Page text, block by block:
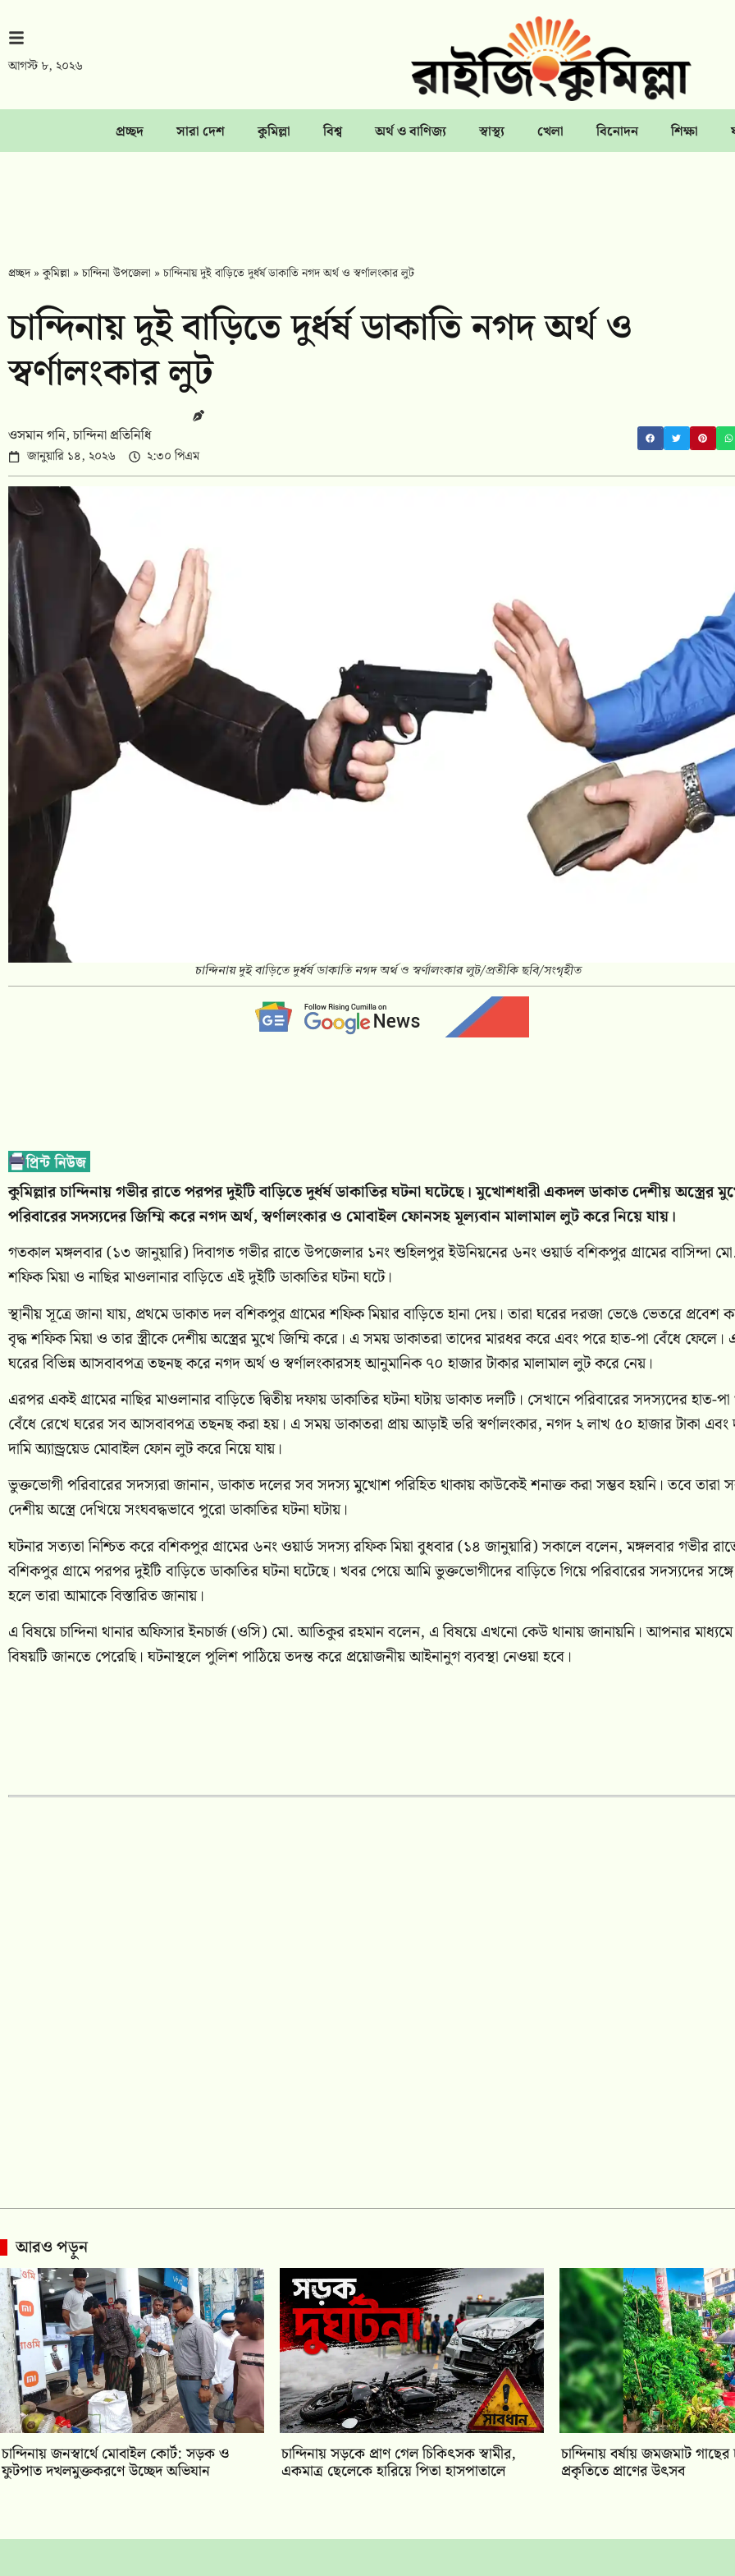
আগস্ট ৮, ২০২৬
প্রচ্ছদ সারা দেশ কুমিল্লা বিশ্ব অর্থ ও বাণিজ্য স্বাস্থ্য খেলা বিনোদন শিক্ষা
প্রচ্ছদ»কুমিল্লা »চান্দিনা উপজেলা »চান্দিনায় দুই বাড়িতে দুর্ধর্ষ ডাকাতি নগদ অর্থ ও স্বর্ণালংকার লুট
চান্দিনায় দুই বাড়িতে দুর্ধর্ষ ডাকাতি নগদ অর্থ ও
স্বর্ণালংকার লুট
ওসমান গনি, চান্দিনা প্রতিনিধি
জানুয়ারি ১৪, ২০২৬ ২:৩০ পিএম
চান্দিনায় দুই বাড়িতে দুর্ধর্ষ ডাকাতি নগদ অর্থ ও স্বর্ণালংকার লুট/প্রতীকি ছবি/সংগৃহীত
কুমিল্লার চান্দিনায় গভীর রাতে পরপর দুইটি বাড়িতে দুর্ধর্ষ ডাকাতির ঘটনা ঘটেছে। মুখোশধারী একদল ডাকাত দেশীয় অস্ত্রের
পরিবারের সদস্যদের জিম্মি করে নগদ অর্থ, স্বর্ণালংকার ও মোবাইল ফোনসহ মূল্যবান মালামাল লুট করে নিয়ে যায়।
গতকাল মঙ্গলবার (১৩ জানুয়ারি) দিবাগত গভীর রাতে উপজেলার ১নং শুহিলপুর ইউনিয়নের ৬নং ওয়ার্ড বশিকপুর গ্রামের বাসিন্দা
শফিক মিয়া ও নাছির মাওলানার বাড়িতে এই দুইটি ডাকাতির ঘটনা ঘটে।
স্থানীয় সূত্রে জানা যায়, প্রথমে ডাকাত দল বশিকপুর গ্রামের শফিক মিয়ার বাড়িতে হানা দেয়। তারা ঘরের দরজা ভেঙে ভেতরে প্রবেশ
বৃদ্ধ শফিক মিয়া ও তার স্ত্রীকে দেশীয় অস্ত্রের মুখে জিম্মি করে। এ সময় ডাকাতরা তাদের মারধর করে এবং পরে হাত-পা বেঁধে
ঘরের বিভিন্ন আসবাবপত্র তছনছ করে নগদ অর্থ ও স্বর্ণালংকারসহ আনুমানিক ৭০ হাজার টাকার মালামাল লুট করে নেয়।
এরপর একই গ্রামের নাছির মাওলানার বাড়িতে দ্বিতীয় দফায় ডাকাতির ঘটনা ঘটায় ডাকাত দলটি। সেখানে পরিবারের সদস্যদের হাত-
বেঁধে রেখে ঘরের সব আসবাবপত্র তছনছ করা হয়। এ সময় ডাকাতরা প্রায় আড়াই ভরি স্বর্ণালংকার, নগদ ২ লাখ ৫০ হাজার টাকা এবং
দামি অ্যান্ড্রয়েড মোবাইল ফোন লুট করে নিয়ে যায়।
ভুক্তভোগী পরিবারের সদস্যরা জানান, ডাকাত দলের সব সদস্য মুখোশ পরিহিত থাকায় কাউকেই শনাক্ত করা সম্ভব হয়নি। তবে তারা
দেশীয় অস্ত্রে দেখিয়ে সংঘবদ্ধভাবে পুরো ডাকাতির ঘটনা ঘটায়।
ঘটনার সত্যতা নিশ্চিত করে বশিকপুর গ্রামের ৬নং ওয়ার্ড সদস্য রফিক মিয়া বুধবার (১৪ জানুয়ারি) সকালে বলেন, মঙ্গলবার গভীর
বশিকপুর গ্রামে পরপর দুইটি বাড়িতে ডাকাতির ঘটনা ঘটেছে। খবর পেয়ে আমি ভুক্তভোগীদের বাড়িতে গিয়ে পরিবারের সদস্যদের
হলে তারা আমাকে বিস্তারিত জানায়।
এ বিষয়ে চান্দিনা থানার অফিসার ইনচার্জ (ওসি) মো. আতিকুর রহমান বলেন, এ বিষয়ে এখনো কেউ থানায় জানায়নি। আপনার মাধ্যমে
বিষয়টি জানতে পেরেছি। ঘটনাস্থলে পুলিশ পাঠিয়ে তদন্ত করে প্রয়োজনীয় আইনানুগ ব্যবস্থা নেওয়া হবে।
আরও পড়ুন
চান্দিনায় জনস্বার্থে মোবাইল কোর্ট: সড়ক ও
ফুটপাত দখলমুক্তকরণে উচ্ছেদ অভিযান
চান্দিনায় সড়কে প্রাণ গেল চিকিৎসক স্বামীর,
একমাত্র ছেলেকে হারিয়ে পিতা হাসপাতালে
চান্দিনায় বর্ষায় জমজমাট গাছের
প্রকৃতিতে প্রাণের উৎসব